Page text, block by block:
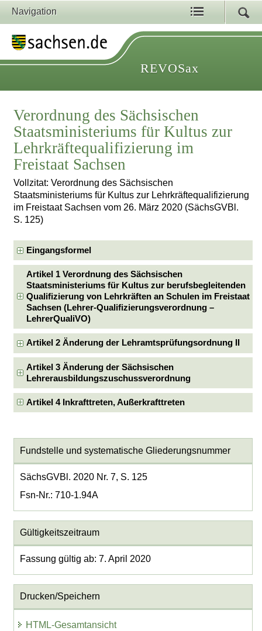
Navigation
REVOSax
Verordnung des Sächsischen
Staatsministeriums für Kultus zur
Lehrkräftequalifizierung im
Freistaat Sachsen
Vollzitat: Verordnung des Sächsischen
Staatsministeriums für Kultus zur Lehrkräftequalifizierung
im Freistaat Sachsen vom 26. März 2020 (SächsGVBl.
S. 125)
Eingangsformel
Artikel 1 Verordnung des Sächsischen
Staatsministeriums für Kultus zur berufsbegleitenden
Qualifizierung von Lehrkräften an Schulen im Freistaat
Sachsen (Lehrer-Qualifizierungsverordnung –
LehrerQualiVO)
Artikel 2 Änderung der Lehramtsprüfungsordnung II
Artikel 3 Änderung der Sächsischen
Lehrerausbildungszuschussverordnung
Artikel 4 Inkrafttreten, Außerkrafttreten
Fundstelle und systematische Gliederungsnummer
SächsGVBl. 2020 Nr. 7, S. 125
Fsn-Nr.: 710-1.94A
Gültigkeitszeitraum
Fassung gültig ab: 7. April 2020
Drucken/Speichern
HTML-Gesamtansicht